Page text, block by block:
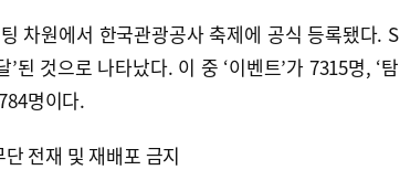
차원에서 한국관광공사 축제에 공식 등록됐다. S
된 것으로 나타났다. 이 중 ‘이벤트’가 7315명, ‘탐
명이다.
전재 및 재배포 금지